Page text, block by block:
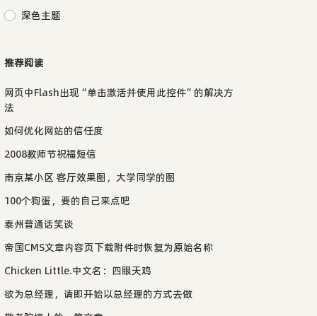
深色主题
推荐阅读
网页中Flash出现“单击激活并使用此控件”的解决方
法
如何优化网站的信任度
2008教师节祝福短信
南京某小区 客厅效果图，大学同学的图
100个狗蛋，要的自己来点吧
泰州普通话笑谈
帝国CMS文章内容页下载附件时恢复为原始名称
Chicken Little.中文名：四眼天鸡
欲为总经理，请即开始以总经理的方式去做